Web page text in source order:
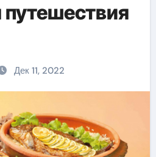
Дек 11, 2022